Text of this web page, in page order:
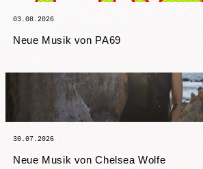
03.08.2026
Neue Musik von PA69
30.07.2026
Neue Musik von Chelsea Wolfe